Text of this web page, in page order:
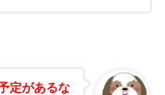
定があるな